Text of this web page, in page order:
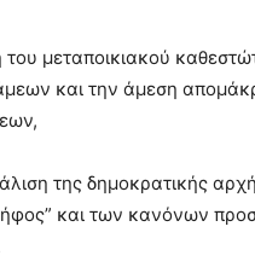
μεταποικιακού
και την άμεση
της δημοκρατικής
και των κανόνων